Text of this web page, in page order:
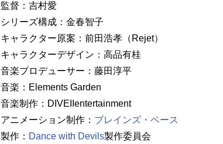
監督：吉村愛
シリーズ構成：金春智子
キャラクター原案：前田浩孝（Rejet）
キャラクターデザイン：高品有桂
音楽プロデューサー：藤田淳平
音楽：Elements Garden
音楽制作：DIVEIIentertainment
アニメーション制作： ブレインズ・ベース
製作： Dance with Devils製作委員会